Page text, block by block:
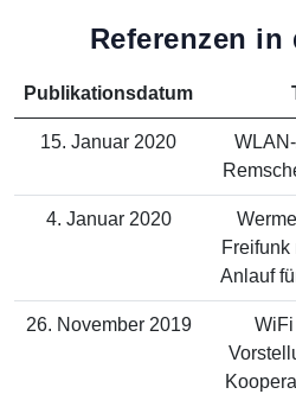
Referenzen in
Publikationsdatum
15. Januar 2020
4. Januar 2020
Freifunk
Anlauf
26. November 2019